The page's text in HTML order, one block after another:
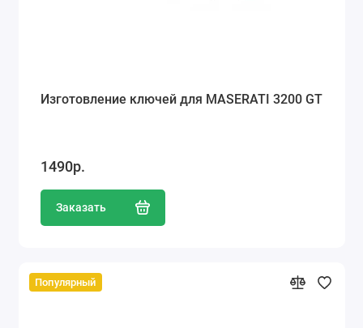
Изготовление ключей для MASERATI 3200 GT
1490р.
Заказать
Популярный